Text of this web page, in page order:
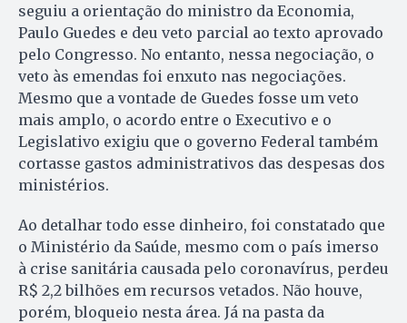
seguiu a orientação do ministro da Economia,
Paulo Guedes e deu veto parcial ao texto aprovado
pelo Congresso. No entanto, nessa negociação, o
veto às emendas foi enxuto nas negociações.
Mesmo que a vontade de Guedes fosse um veto
mais amplo, o acordo entre o Executivo e o
Legislativo exigiu que o governo Federal também
cortasse gastos administrativos das despesas dos
ministérios.
Ao detalhar todo esse dinheiro, foi constatado que
o Ministério da Saúde, mesmo com o país imerso
à crise sanitária causada pelo coronavírus, perdeu
R$ 2,2 bilhões em recursos vetados. Não houve,
porém, bloqueio nesta área. Já na pasta da